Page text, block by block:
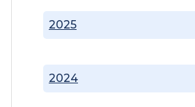
2024
2025